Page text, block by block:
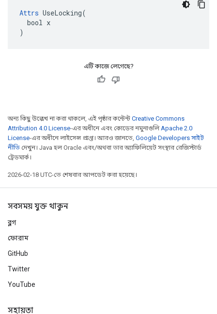
Attrs UseLocking(
  bool x
)
এটি কাজে লেগেছে?
অন্য কিছু উল্লেখ না করা থাকলে, এই পৃষ্ঠার কন্টেন্ট Creative Commons
Attribution 4.0 License-এর অধীনে এবং কোডের নমুনাগুলিApache 2.0
License-এর অধীনে লাইসেন্স প্রাপ্ত। আরও জানতে, Google Developers সাইট
নীতি দেখুন। Java হল Oracle এবং/অথবা তার অ্যাফিলিয়েট সংস্থার রেজিস্টার্ড
ট্রেডমার্ক।
2026-02-18 UTC-তে শেষবার আপডেট করা হয়েছে।
সবসময় যুক্ত থাকুন
ব্লগ
ফোরাম
GitHub
Twitter
YouTube
সহায়তা